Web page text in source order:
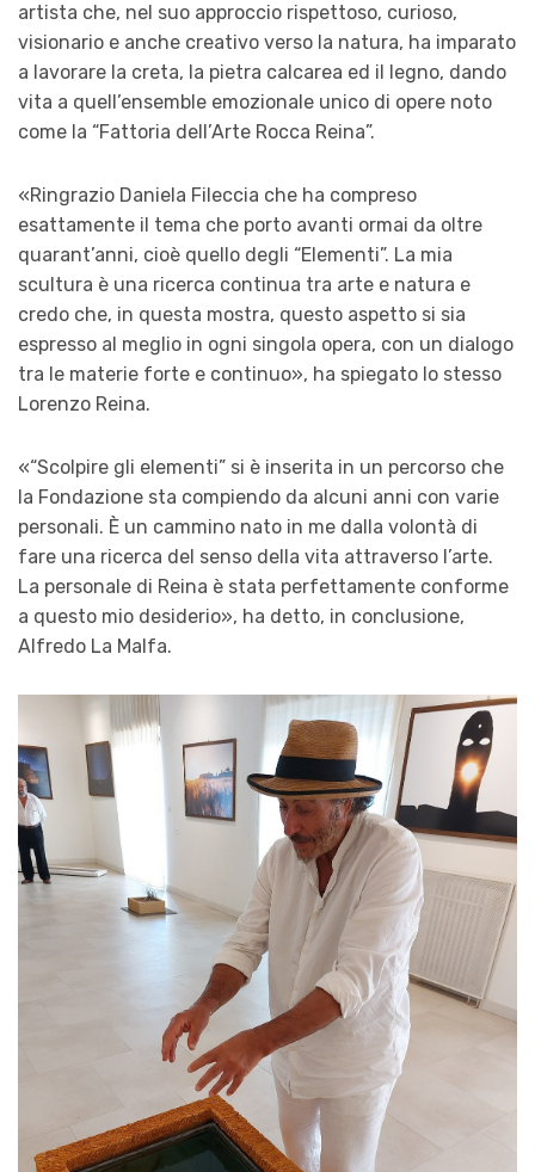
artista che, nel suo approccio rispettoso, curioso,
visionario e anche creativo verso la natura, ha imparato
a lavorare la creta, la pietra calcarea ed il legno, dando
vita a quell’ensemble emozionale unico di opere noto
come la “Fattoria dell’Arte Rocca Reina”.
«Ringrazio Daniela Fileccia che ha compreso
esattamente il tema che porto avanti ormai da oltre
quarant’anni, cioè quello degli “Elementi”. La mia
scultura è una ricerca continua tra arte e natura e
credo che, in questa mostra, questo aspetto si sia
espresso al meglio in ogni singola opera, con un dialogo
tra le materie forte e continuo», ha spiegato lo stesso
Lorenzo Reina.
«“Scolpire gli elementi” si è inserita in un percorso che
la Fondazione sta compiendo da alcuni anni con varie
personali. È un cammino nato in me dalla volontà di
fare una ricerca del senso della vita attraverso l’arte.
La personale di Reina è stata perfettamente conforme
a questo mio desiderio», ha detto, in conclusione,
Alfredo La Malfa.